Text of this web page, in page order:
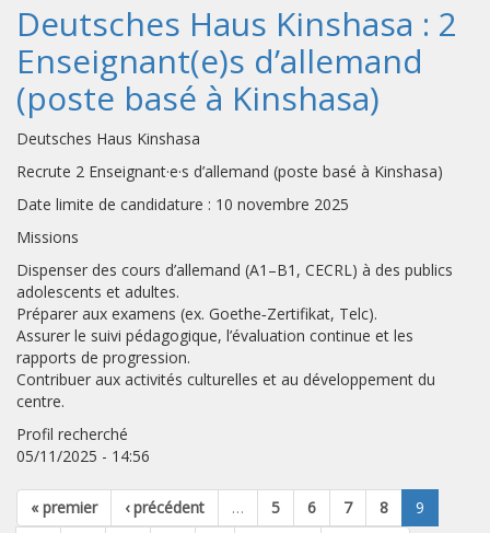
Deutsches Haus Kinshasa : 2
Enseignant(e)s d’allemand
(poste basé à Kinshasa)
Deutsches Haus Kinshasa
Recrute 2 Enseignant·e·s d’allemand (poste basé à Kinshasa)
Date limite de candidature : 10 novembre 2025
Missions
Dispenser des cours d’allemand (A1–B1, CECRL) à des publics
adolescents et adultes.
Préparer aux examens (ex. Goethe‐Zertifikat, Telc).
Assurer le suivi pédagogique, l’évaluation continue et les
rapports de progression.
Contribuer aux activités culturelles et au développement du
centre.
Profil recherché
05/11/2025 - 14:56
« premier ‹ précédent … 5 6 7 8
9